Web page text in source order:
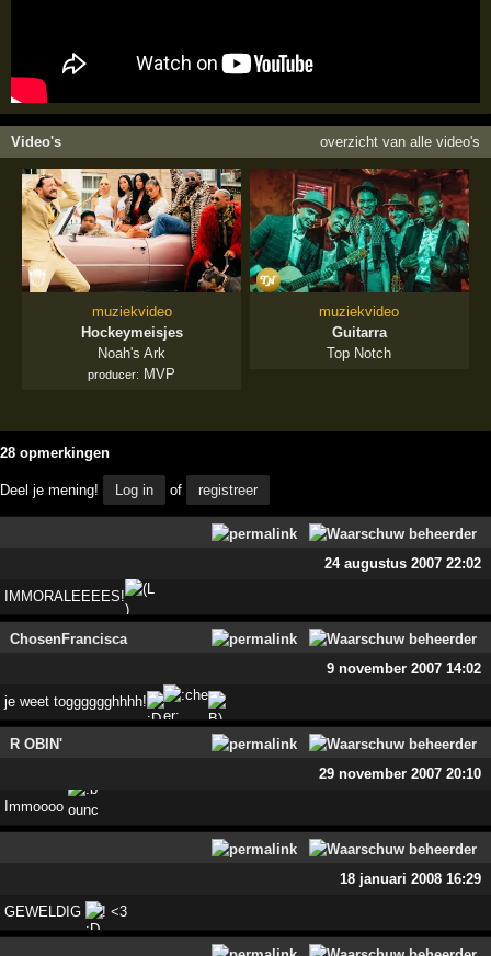
Video's overzicht van alle video's
muziekvideo
Hockeymeisjes
Noah's Ark
producer: MVP
muziekvideo
Guitarra
Top Notch
28 opmerkingen
Deel je mening! Log in of registreer
24 augustus 2007 22:02
IMMORALEEEES!
ChosenFrancisca
9 november 2007 14:02
je weet togggggghhhh!
R OBIN'
29 november 2007 20:10
Immoooo
18 januari 2008 16:29
GEWELDIG ! <3